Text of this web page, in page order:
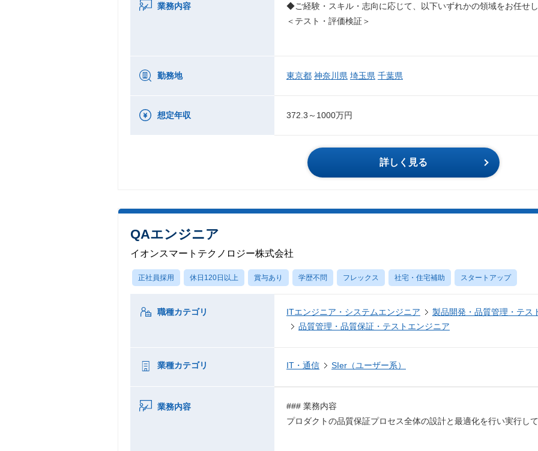
業務内容
◆ご経験・スキル・志向に応じて、以下いずれかの領域をお任せし
＜テスト・評価検証＞
勤務地 東京都 神奈川県 埼玉県 千葉県
想定年収 372.3～1000万円
詳しく見る
QAエンジニア
イオンスマートテクノロジー株式会社
正社員採用 休日120日以上 賞与あり 学歴不問 フレックス 社宅・住宅補助 スタートアップ
職種カテゴリ ITエンジニア・システムエンジニア
製品開発・品質管理・テス
品質管理・品質保証・テストエンジニア
業種カテゴリ IT・通信 SIer（ユーザー系）
業務内容
### 業務内容
プロダクトの品質保証プロセス全体の設計と最適化を⾏い実⾏して